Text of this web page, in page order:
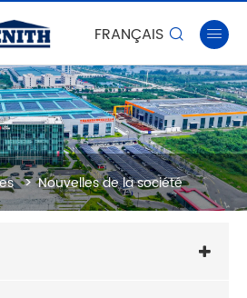
FRANÇAIS  
Nouvelles de la société